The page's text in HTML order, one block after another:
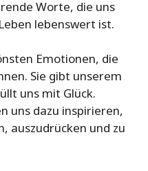
Worte, die uns
lebenswert ist.
Emotionen, die
Sie gibt unserem
uns mit Glück.
uns dazu inspirieren,
auszudrücken und zu